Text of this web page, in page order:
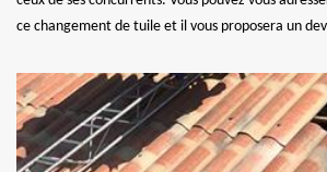
ce changement de tuile et il vous proposera un